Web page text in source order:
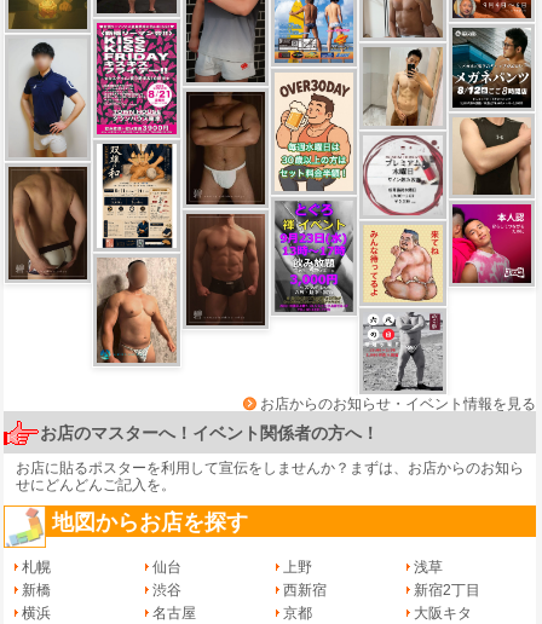
お店からのお知らせ・イベント情報を見る
お店のマスターへ！イベント関係者の方へ！
お店に貼るポスターを利用して宣伝をしませんか？まずは、 お店からのお知ら
せにどんどんご記入を。
地図からお店を探す
札幌 仙台 上野
浅草
新橋
渋谷 西新宿
新宿2丁目
横浜
名古屋 京都
大阪キタ